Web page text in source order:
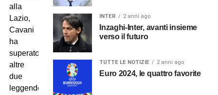
alla
Lazio,
Cavani
ha
superato
altre
due
leggende
INTER 2 anni ago
Inzaghi-Inter, avanti insieme
verso il futuro
TUTTE LE NOTIZIE 2 anni ago
Euro 2024, le quattro favorite